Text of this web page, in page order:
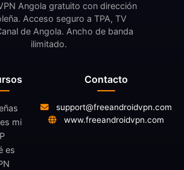
mi
es
Angola gratuito con dirección
Acceso seguro a TPA, TV
de Angola. Ancho de banda
ilimitado.
Contacto
support@freeandroidvpn.com
www.freeandroidvpn.com